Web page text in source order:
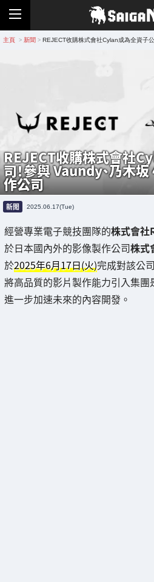
主頁 > 新聞 > REJECT收購株式會社Cylan成為全資子
REJECT收購株式會社
司！參與 Vaundy、乃木
作公司
新聞 2025.06.17(Tue)
經營專業電子競技團隊的株式會社
於日本國內外的影像製作公司株式
於2025年6月17日(火)完成對該公
將高品質的影片製作能力引入集
進一步加速未來的內容開發。